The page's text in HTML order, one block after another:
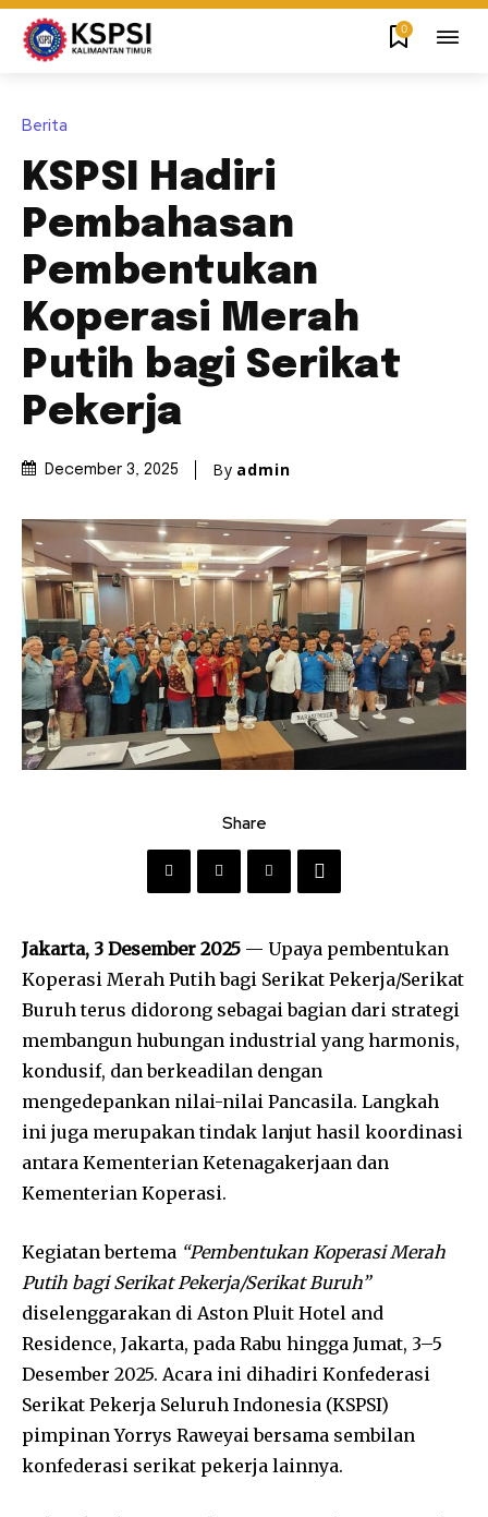
0
Berita
KSPSI Hadiri
Pembahasan
Pembentukan
Koperasi Merah
Putih bagi Serikat
Pekerja
December 3, 2025 By admin
Share
Jakarta, 3 Desember 2025 — Upaya pembentukan
Koperasi Merah Putih bagi Serikat Pekerja/Serikat
Buruh terus didorong sebagai bagian dari strategi
membangun hubungan industrial yang harmonis,
kondusif, dan berkeadilan dengan
mengedepankan nilai-nilai Pancasila. Langkah
ini juga merupakan tindak lanjut hasil koordinasi
antara Kementerian Ketenagakerjaan dan
Kementerian Koperasi.
Kegiatan bertema “Pembentukan Koperasi Merah
Putih bagi Serikat Pekerja/Serikat Buruh”
diselenggarakan di Aston Pluit Hotel and
Residence, Jakarta, pada Rabu hingga Jumat, 3–5
Desember 2025. Acara ini dihadiri Konfederasi
Serikat Pekerja Seluruh Indonesia (KSPSI)
pimpinan Yorrys Raweyai bersama sembilan
konfederasi serikat pekerja lainnya.